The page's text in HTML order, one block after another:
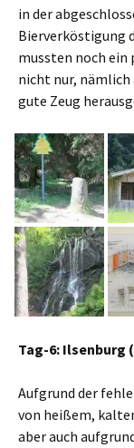
in der
Bierverköstigung
mussten noch ein
nicht nur, nämlich
gute Zeug
Tag-6: Ilsenburg
Aufgrund der
von heißem,
aber auch